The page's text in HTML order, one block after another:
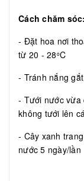
Cách chăm sóc:
- Đặt hoa nơi
từ 20 - 28oC
- Tránh nắng
- Tưới nước vừa
không tưới lên
- Cây xanh
nước 5 ngày/lần